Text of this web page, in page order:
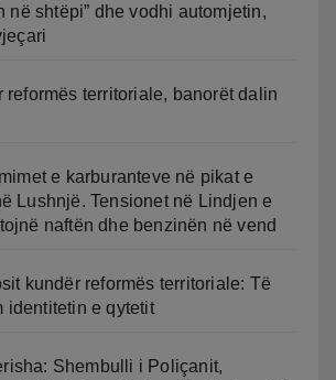
në shtëpi” dhe vodhi automjetin,
reformës territoriale, banorët dalin
e karburanteve në pikat e
Lushnjë. Tensionet në Lindjen e
naftën dhe benzinën në vend
kundër reformës territoriale: Të
identitetin e qytetit
Shembulli i Poliçanit,